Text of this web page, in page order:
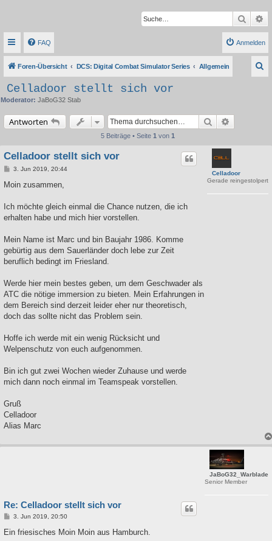
Suche
FAQ Anmelden
Foren-Übersicht DCS: Digital Combat Simulator Series Allgemein
Celladoor stellt sich vor
Moderator: JaBoG32 Stab
Antworten Suche
5 Beiträge • Seite 1 von 1
Celladoor
Gerade reingestolpert
Celladoor stellt sich vor
B
i
a
3. Jun 2019, 20:44
Moin zusammen,
Ich möchte gleich einmal die Chance nutzen, die ich
erhalten habe und mich hier vorstellen.
Mein Name ist Marc und bin Baujahr 1986. Komme
gebürtig aus dem Sauerländer doch lebe zur Zeit
beruflich bedingt im Friesland.
Werde hier mein bestes geben, um dem Geschwader als
ATC die nötige immersion zu bieten. Mein Erfahrungen in
dem Bereich sind derzeit leider eher nur theoretisch,
doch das sollte nicht das Problem sein.
Hoffe ich werde mit ein wenig Rücksicht und
Welpenschutz von euch aufgenommen.
Bin ich gut zwei Wochen wieder Zuhause und werde
mich dann noch einmal im Teamspeak vorstellen.
Gruß
Celladoor
Alias Marc
JaBoG32_Warblade
Senior Member
Re: Celladoor stellt sich vor
B
i
3. Jun 2019, 20:50
Ein friesisches Moin Moin aus Hamburch.